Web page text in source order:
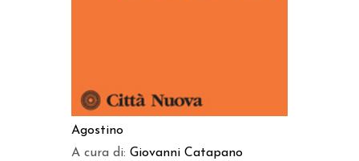
Agostino
A cura di: Giovanni Catapano